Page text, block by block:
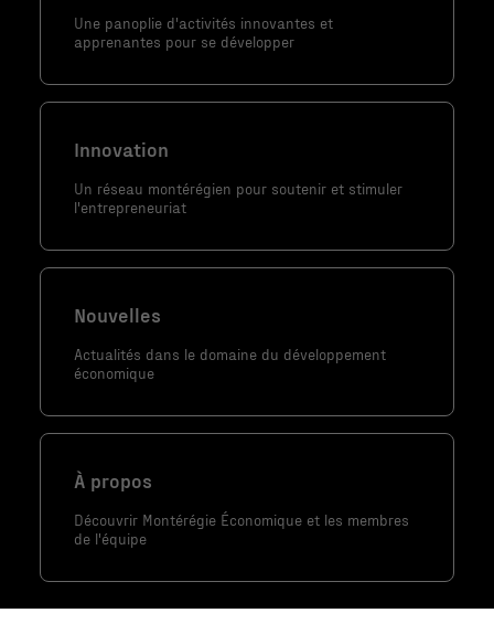
Une panoplie d'activités innovantes et
apprenantes pour se développer
Innovation
Un réseau montérégien pour soutenir et stimuler
l'entrepreneuriat
Nouvelles
Actualités dans le domaine du développement
économique
À propos
Découvrir Montérégie Économique et les membres
de l'équipe
Nécessaire
Ces fichiers
témoins ne
sont
du site Web.
Statistiques
site Web, en
façon dont le
site Web est